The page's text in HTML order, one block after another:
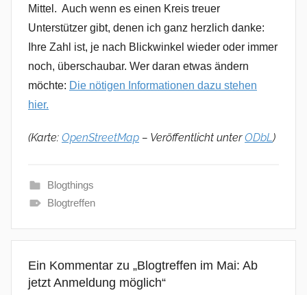
Mittel. Auch wenn es einen Kreis treuer
Unterstützer gibt, denen ich ganz herzlich danke:
Ihre Zahl ist, je nach Blickwinkel wieder oder immer
noch, überschaubar. Wer daran etwas ändern
möchte: Die nötigen Informationen dazu stehen
hier.
(Karte: OpenStreetMap – Veröffentlicht unterODbL )
Blogthings
Blogtreffen
Ein Kommentar zu „Blogtreffen im Mai: Ab
jetzt Anmeldung möglich“